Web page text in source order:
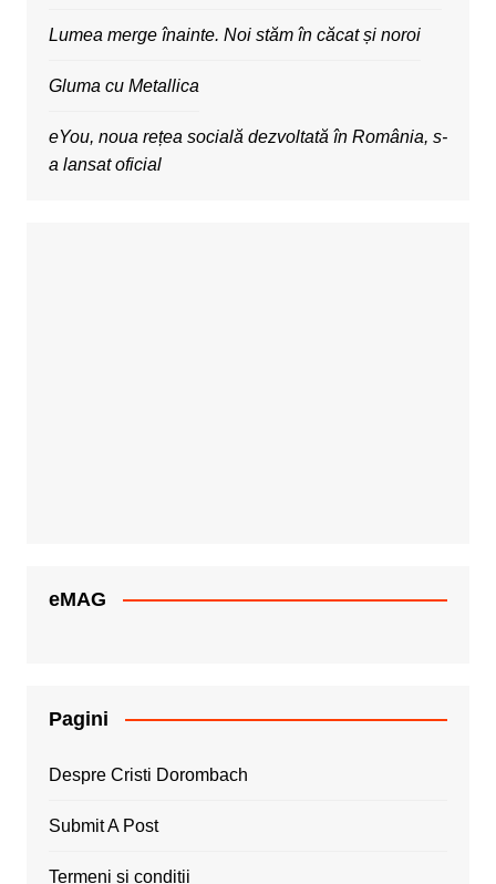
Lumea merge înainte. Noi stăm în căcat și noroi
Gluma cu Metallica
eYou, noua rețea socială dezvoltată în România, s-
a lansat oficial
eMAG
Pagini
Despre Cristi Dorombach
Submit A Post
Termeni si conditii